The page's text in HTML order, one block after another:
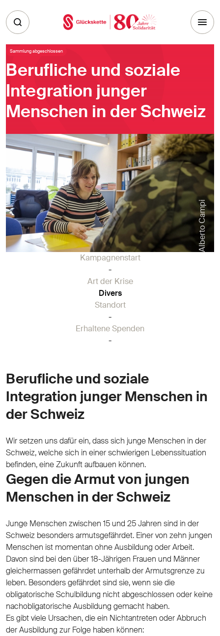
Sammlung abgeschlossen
Berufliche und soziale
Integration junger
Menschen in der Schweiz
Alberto Campi
Kampagnenstart
-
Art der Krise
Divers
Standort
-
Erhaltene Spenden
-
Berufliche und soziale
Integration junger Menschen in
der Schweiz
Wir setzen uns dafür ein, dass sich junge Menschen in der
Schweiz, welche sich in einer schwierigen Lebenssituation
befinden, eine Zukunft aufbauen können.
Gegen die Armut von jungen
Menschen in der Schweiz
Junge Menschen zwischen 15 und 25 Jahren sind in der
Schweiz besonders armutsgefährdet. Einer von zehn jungen
Menschen ist momentan ohne Ausbildung oder Arbeit.
Davon sind bei den über 18-Jährigen Frauen und Männer
gleichermassen gefährdet unterhalb der Armutsgrenze zu
leben. Besonders gefährdet sind sie, wenn sie die
obligatorische Schulbildung nicht abgeschlossen oder keine
nachobligatorische Ausbildung gemacht haben.
Es gibt viele Ursachen, die ein Nichtantreten oder Abbruch
der Ausbildung zur Folge haben können: